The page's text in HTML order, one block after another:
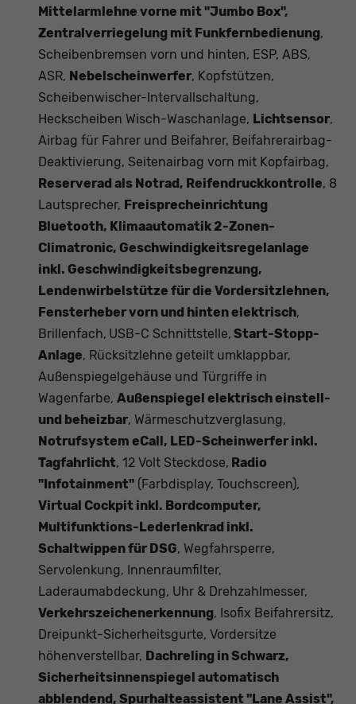
Mittelarmlehne vorne mit "Jumbo Box",
Zentralverriegelung mit Funkfernbedienung,
Scheibenbremsen vorn und hinten, ESP, ABS,
ASR, Nebelscheinwerfer, Kopfstützen,
Scheibenwischer-Intervallschaltung,
Heckscheiben Wisch-Waschanlage, Lichtsensor,
Airbag für Fahrer und Beifahrer, Beifahrerairbag-
Deaktivierung, Seitenairbag vorn mit Kopfairbag,
Reserverad als Notrad, Reifendruckkontrolle, 8
Lautsprecher, Freisprecheinrichtung
Bluetooth, Klimaautomatik 2-Zonen-
Climatronic, Geschwindigkeitsregelanlage
inkl. Geschwindigkeitsbegrenzung,
Lendenwirbelstütze für die Vordersitzlehnen,
Fensterheber vorn und hinten elektrisch,
Brillenfach, USB-C Schnittstelle, Start-Stopp-
Anlage, Rücksitzlehne geteilt umklappbar,
Außenspiegelgehäuse und Türgriffe in
Wagenfarbe, Außenspiegel elektrisch einstell-
und beheizbar, Wärmeschutzverglasung,
Notrufsystem eCall, LED-Scheinwerfer inkl.
Tagfahrlicht, 12 Volt Steckdose, Radio
"Infotainment" (Farbdisplay, Touchscreen),
Virtual Cockpit inkl. Bordcomputer,
Multifunktions-Lederlenkrad inkl.
Schaltwippen für DSG, Wegfahrsperre,
Servolenkung, Innenraumfilter,
Laderaumabdeckung, Uhr & Drehzahlmesser,
Verkehrszeichenerkennung, Isofix Beifahrersitz,
Dreipunkt-Sicherheitsgurte, Vordersitze
höhenverstellbar, Dachreling in Schwarz,
Sicherheitsinnenspiegel automatisch
abblendend, Spurhalteassistent "Lane Assist",